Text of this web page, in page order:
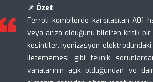
📌 Özet
Ferroli kombilerde karşılaşılan A01
veya arıza olduğunu bildiren kritik bir
kesintiler, iyonizasyon
iletememesi gibi teknik
vanalarının açık olduğundan ve